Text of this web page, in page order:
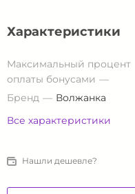
Характеристики
Максимальный процент
оплаты бонусами
Бренд
Волжанка
Все характеристики
Нашли дешевле?